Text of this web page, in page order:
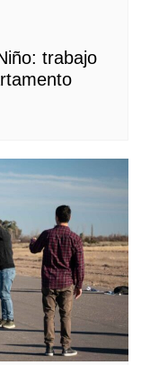
trabajo